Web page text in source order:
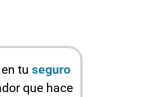
en tu seguro
que hace